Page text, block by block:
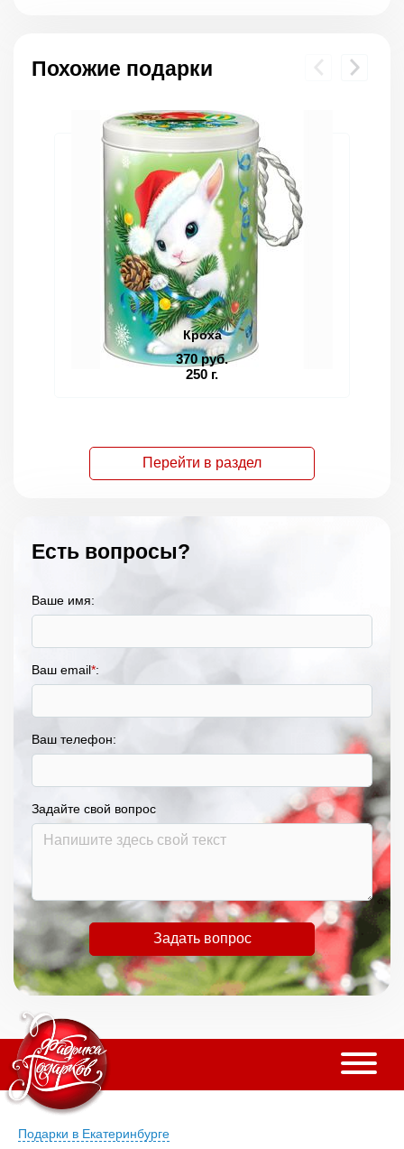
Похожие подарки
Кроха
370 руб.
250 г.
Перейти в раздел
Есть вопросы?
Ваше имя:
Ваш email*:
Ваш телефон:
Задайте свой вопрос
Задать вопрос
Подарки в Екатеринбурге